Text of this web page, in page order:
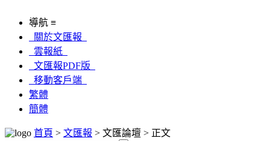
導航 ≡
關於文匯報
雲報紙
文匯報PDF版
移動客戶端
繁體
簡體
首頁 > 文匯報 > 文匯論壇 > 正文